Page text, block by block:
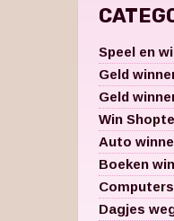
Speel en
Geld
Geld
Win
Auto
Boeken
Dagjes